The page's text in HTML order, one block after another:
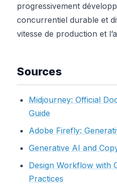
progressivement
concurrentiel durable et
vitesse de production et
Sources
Midjourney: Official
Guide
Adobe Firefly:
Generative AI and
Design Workflow with
Practices